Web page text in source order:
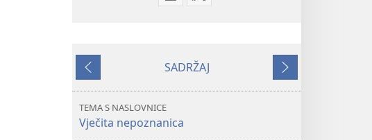
STRAŽARSKA
li
STRAŽARSKA
Prethodno
SADRŽAJ
Sljedeće
TEMA S NASLOVNICE
Vječita nepoznanica